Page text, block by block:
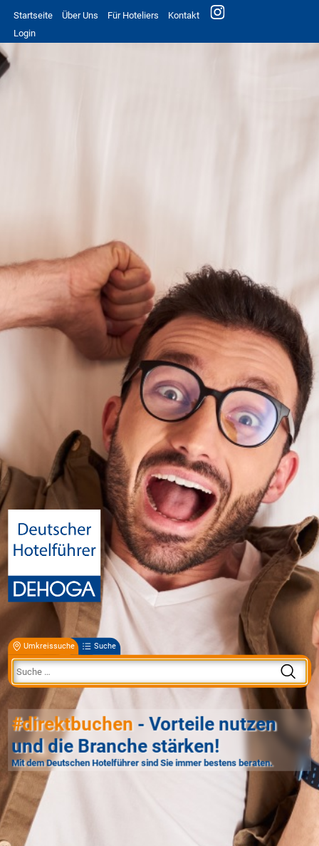
Startseite Über Uns Für Hoteliers
Kontakt
Login
Umkreissuche Suche
#direktbuchen - Vorteile nutzen
und die Branche stärken!
Mit dem Deutschen Hotelführer sind Sie immer bestens beraten.